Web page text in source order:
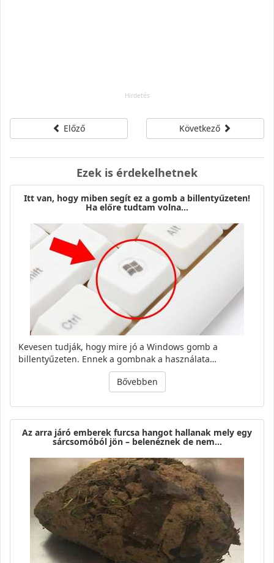
Előző Következő
Ezek is érdekelhetnek
Itt van, hogy miben segít ez a gomb a billentyűzeten!
Ha előre tudtam volna…
Kevesen tudják, hogy mire jó a Windows gomb a
billentyűzeten. Ennek a gombnak a használata…
Bővebben
Az arra járó emberek furcsa hangot hallanak mely egy
sárcsomóból jön – belenéznek de nem…